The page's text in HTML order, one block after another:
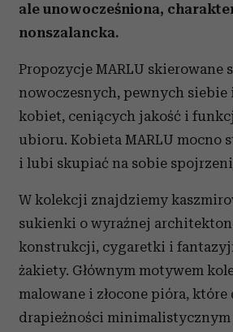
ale unowocześniona,
nonszalancka.
Propozycje MARLU skierowane
nowoczesnych, pewnych siebie
kobiet, ceniących jakość i
ubioru. Kobieta MARLU mocno
i lubi skupiać na sobie
W kolekcji znajdziemy
sukienki o wyraźnej
konstrukcji, cygaretki i
żakiety. Głównym motywem
malowane i złocone pióra,
drapieżności